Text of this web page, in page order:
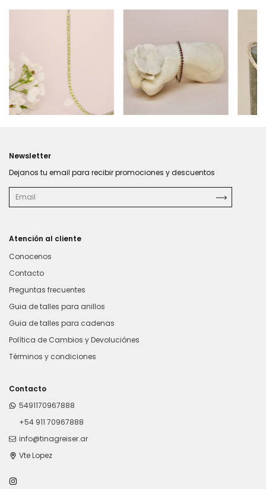
$466.470 $438.000
Newsletter
Dejanos tu email para recibir promociones y descuentos
Atención al cliente
Conocenos
Contacto
Preguntas frecuentes
Guia de talles para anillos
Guia de talles para cadenas
Política de Cambios y Devoluciónes
Términos y condiciones
Contacto
5491170967888
+54 911 70967888
info@tinagreiser.ar
Vte Lopez